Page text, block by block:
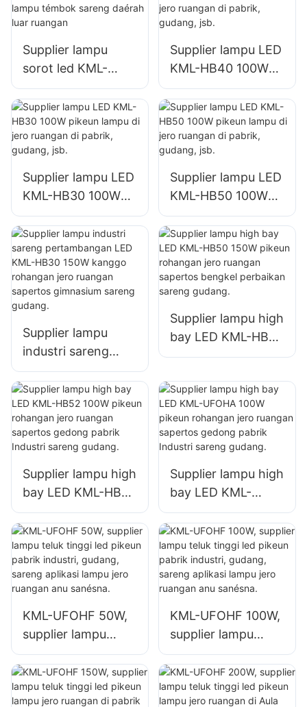
lampu signage
lampu signage
Supplier lampu
sorot led KML-
FL2C 150W pikeun
lampu témbok
sareng daérah luar
ruangan
Supplier lampu LED
KML-HB40 100W
pikeun lampu di
jero ruangan di
pabrik, gudang, jsb.
Supplier lampu LED
KML-HB30 100W
pikeun lampu di
jero ruangan di
pabrik, gudang, jsb.
Supplier lampu LED
KML-HB50 100W
pikeun lampu di
jero ruangan di
pabrik, gudang, jsb.
Supplier lampu
industri sareng
pertambangan LED
KML-HB30 150W
kanggo rohangan
jero ruangan
sapertos
gudang.
Supplier lampu high
bay LED KML-HB50
150W pikeun
ruangan sapertos
bengkel perbaikan
sareng gudang.
Supplier lampu high
bay LED KML-HB52
100W pikeun
rohangan jero
ruangan sapertos
gedong pabrik
Industri sareng
Supplier lampu high
bay LED KML-
UFOHA 100W
pikeun rohangan
jero ruangan
sapertos gedong
pabrik Industri
KML-UFOHF 50W,
supplier lampu
teluk tinggi led
pikeun pabrik
industri, gudang,
KML-UFOHF 100W,
supplier lampu
teluk tinggi led
pikeun pabrik
industri, gudang,